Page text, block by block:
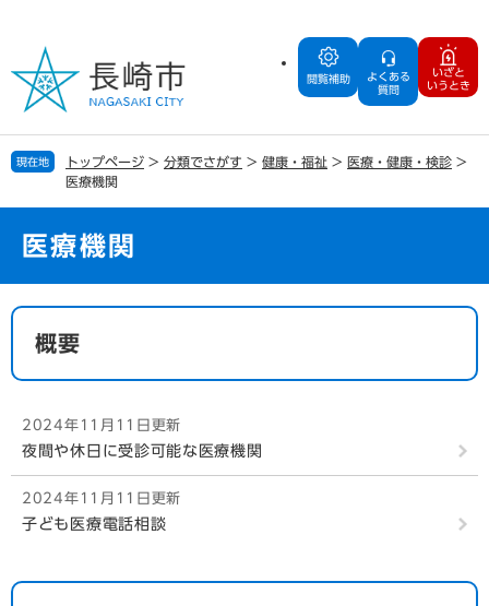
の
で
す
ー
ば
し
閲覧補助
よくある
質問
いざと
いうとき
現在地 トップページ > 分類でさがす > 健康・福祉 > 医療・健康・検診 >
医療機関
医療機関
本
概要
2024年11月11日更新
夜間や休日に受診可能な医療機関
2024年11月11日更新
子ども医療電話相談